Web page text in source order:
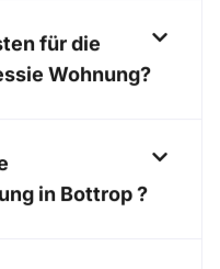
für die
Wohnung?
in Bottrop ?